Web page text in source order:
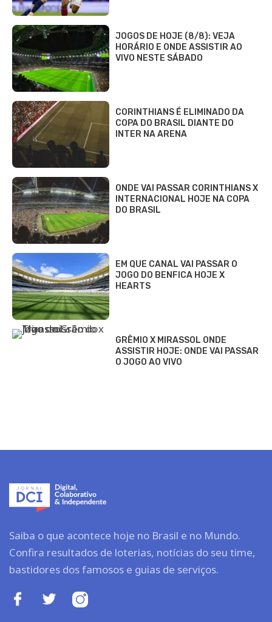
JOGOS DE HOJE (8/8): VEJA
HORÁRIO E ONDE ASSISTIR AO
VIVO NESTE SÁBADO
CORINTHIANS É ELIMINADO DA
COPA DO BRASIL DIANTE DO
INTER NA ARENA
ONDE VAI PASSAR CORINTHIANS X
INTERNACIONAL HOJE NA COPA
DO BRASIL
EM QUE CANAL VAI PASSAR O
JOGO DO BENFICA HOJE X
HEARTS
GRÊMIO X MIRASSOL ONDE
ASSISTIR HOJE: ONDE VAI PASSAR
O JOGO AO VIVO
Saiba o que acontece hoje no Brasil e no Mundo.
Confira resultados de loterias, notícias do seu time,
bastidores dos famosos e guias de serviços.